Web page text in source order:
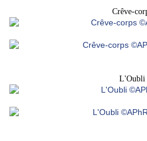
Crêve-
L'Oubli